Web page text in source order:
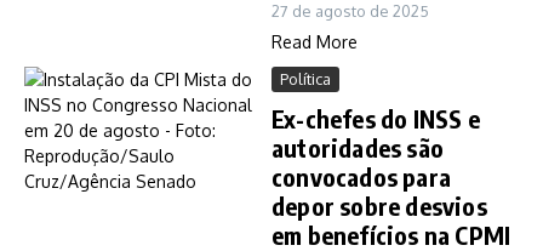
27 de agosto de 2025
Read More
Política
Ex-chefes do INSS e
autoridades são
convocados para
depor sobre desvios
em benefícios na CPMI